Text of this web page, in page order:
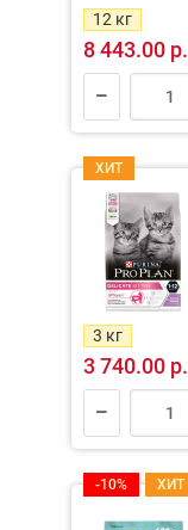
12 кг
8 443.00 р.
ХИТ
3 кг
3 740.00 р.
-10% ХИТ